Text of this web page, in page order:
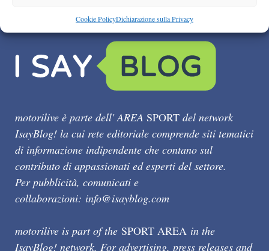
Cookie PolicyDichiarazione sulla Privacy
motorilive è parte dell' AREA SPORT del network
IsayBlog! la cui rete editoriale comprende siti tematici
di informazione indipendente che contano sul
contributo di appassionati ed esperti del settore.
Per pubblicità, comunicati e
collaborazioni: info@isayblog.com
motorilive is part of the SPORT AREA in the
IsayBlog! network. For advertising, press releases and